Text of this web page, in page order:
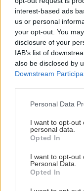
interest-based ads
us or personal
your opt-out. You
disclosure of your
IAB’s list of
also be disclosed by
Downstream
Please note that this
not limited to your
grant or deny
use your data for
consent section.
Personal Data
I want to opt-out
personal data.
Opted In
I want to opt-out
Personal Data.
Opted In
záhonu celosezónny
šmrnc
Nemusí to byť len
levanduľa! 7 fialových
krások, ktoré rozžiaria
vašu záhradu